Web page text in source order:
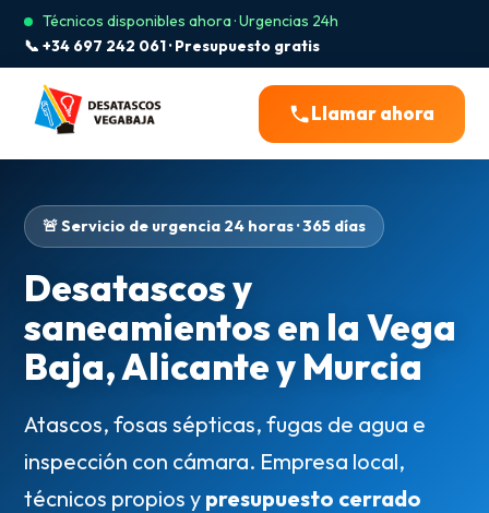
Técnicos disponibles ahora · Urgencias 24h
📞 +34 697 242 061 · Presupuesto gratis
Llamar ahora
🚨 Servicio de urgencia 24 horas · 365 días
Desatascos y
saneamientos en la Vega
Baja, Alicante y Murcia
Atascos, fosas sépticas, fugas de agua e
inspección con cámara. Empresa local,
técnicos propios y presupuesto cerrado